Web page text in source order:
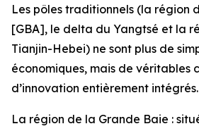
Les pôles traditionnels (la région
[GBA], le delta du Yangtsé et la
Tianjin-Hebei) ne sont plus de
économiques, mais de véritables
d’innovation entièrement intégrés.
La région de la Grande Baie :